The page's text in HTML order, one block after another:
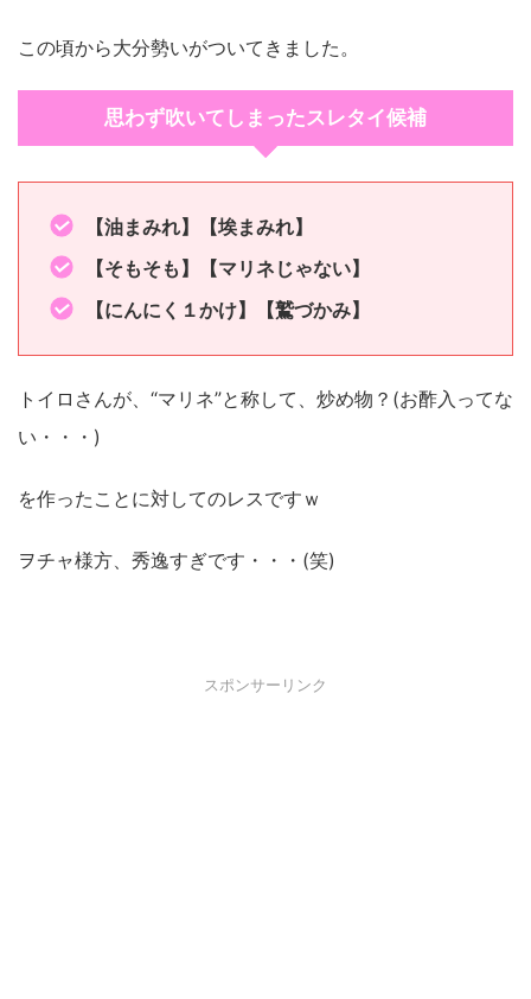
この頃から大分勢いがついてきました。
思わず吹いてしまったスレタイ候補
【油まみれ】【埃まみれ】
【そもそも】【マリネじゃない】
【にんにく１かけ】【鷲づかみ】
トイロさんが、“マリネ”と称して、炒め物？(お酢入ってな
い・・・)
を作ったことに対してのレスですｗ
ヲチャ様方、秀逸すぎです・・・(笑)
スポンサーリンク